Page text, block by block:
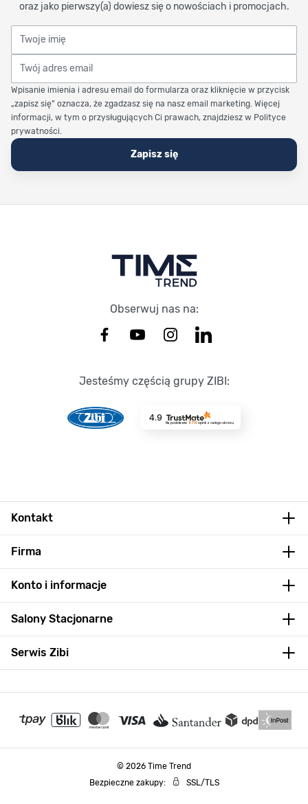
oraz jako pierwszy(a) dowiesz się o nowościach i promocjach.
Twoje imię
Twój adres email
Wpisanie imienia i adresu email do formularza oraz kliknięcie w przycisk
„zapisz się” oznacza, że zgadzasz się na nasz email marketing. Więcej
informacji, w tym o przysługujących Ci prawach, znajdziesz w Polityce
prywatności.
Zapisz się
Obserwuj nas na:
Jesteśmy częścią grupy ZIBI:
4.9
Na podstawie 8719opinii z całego okresu
Kontakt
Firma
Konto i informacje
Salony Stacjonarne
Serwis Zibi
© 2026 Time Trend
Bezpieczne zakupy:
SSL/TLS